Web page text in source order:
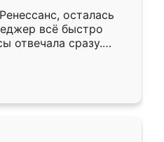
осталась
всё быстро
отвечала сразу.
подошёл к
Собрали
аккуратно, даже